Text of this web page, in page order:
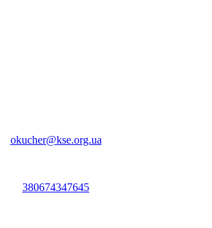
okucher@kse.org.ua
380674347645